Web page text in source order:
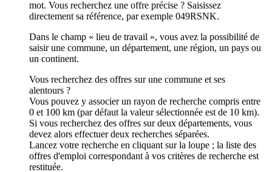
mot. Vous recherchez une offre précise ? Saisissez
directement sa référence, par exemple 049RSNK.
Dans le champ « lieu de travail », vous avez la possibilité de
saisir une commune, un département, une région, un pays ou
un continent.
Vous recherchez des offres sur une commune et ses
alentours ?
Vous pouvez y associer un rayon de recherche compris entre
0 et 100 km (par défaut la valeur sélectionnée est de 10 km).
Si vous recherchez des offres sur deux départements, vous
devez alors effectuer deux recherches séparées.
Lancez votre recherche en cliquant sur la loupe ; la liste des
offres d'emploi correspondant à vos critères de recherche est
restituée.